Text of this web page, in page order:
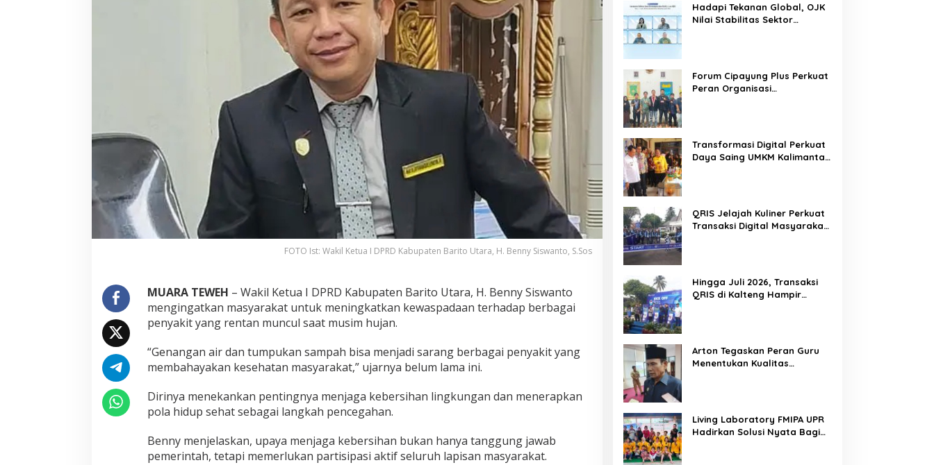
FOTO Ist: Wakil Ketua I DPRD Kabupaten Barito Utara, H. Benny Siswanto, S.Sos
MUARA TEWEH – Wakil Ketua I DPRD Kabupaten Barito Utara, H. Benny Siswanto
mengingatkan masyarakat untuk meningkatkan kewaspadaan terhadap berbagai
penyakit yang rentan muncul saat musim hujan.
“Genangan air dan tumpukan sampah bisa menjadi sarang berbagai penyakit yang
membahayakan kesehatan masyarakat,” ujarnya belum lama ini.
Dirinya menekankan pentingnya menjaga kebersihan lingkungan dan menerapkan
pola hidup sehat sebagai langkah pencegahan.
Benny menjelaskan, upaya menjaga kebersihan bukan hanya tanggung jawab
pemerintah, tetapi memerlukan partisipasi aktif seluruh lapisan masyarakat.
Hadapi Tekanan Global, OJK
Nilai Stabilitas Sektor
Forum Cipayung Plus Perkuat
Peran Organisasi
Transformasi Digital Perkuat
Daya Saing UMKM Kalimantan
QRIS Jelajah Kuliner Perkuat
Transaksi Digital Masyarakat
Hingga Juli 2026, Transaksi
QRIS di Kalteng Hampir
Arton Tegaskan Peran Guru
Menentukan Kualitas
Living Laboratory FMIPA UPR
Hadirkan Solusi Nyata Bagi